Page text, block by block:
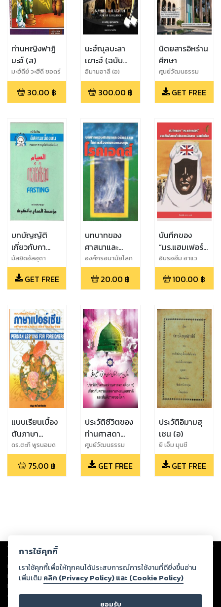
ท่านหญิงฟาฏิ
มะฮ์ (ส)
มะฮ์ดีย์ วะฮีดี ซอดร์
30.00 ฿
นะฮ์ญุลบะลา
เฆาะฮ์ (ฉบับ
แปลภาษาไทย)
อิมามอาลี (อ)
300.00 ฿
นิตยสารอิหร่าน
ศึกษา
ศูนย์วัฒนธรรม
อิหร่าน
GET FREE
บทบัญญัติ
เกี่ยวกับกา
รถือศิลอด
มัสยิดอัลฮุดา
GET FREE
บทบาทของ
ศาสนาและ
จริยธรรมในการ
ป้องกันและ
ควบคุมโรค
องค์กรอนามัยโลก
20.00 ฿
บันทึกของ
“มร.แฮมเฟอร์”
สายลับอังกฤษ
ในดิน
อิบรอฮีม อาแว
100.00 ฿
แบบเรียนเบื้อง
ต้นภาษา
เปอร์เซีย
สำหรับชาวต่าง
ชาติ
ดร.ตะกี พูรนอมด
อรียอน
75.00 ฿
ประวัติชีวิตของ
ท่านศาสดา
(ศ็อล ฯ) เกี่ยว
กับความเมตตา
แห่งมนุษยชาติ
ศูนย์วัฒนธรรม
อิหร่าน
GET FREE
ประวัติอิมามฮุ
เซน (อ)
ยี เอ็ม มุนชี
GET FREE
Copyright © 2026
ต่อผลงานหรือเนื้อหาใดที่อัปโหลดผ่านเว็บไซต์และปรากฏว่าละเมิดสิทธิใน
ทรัพย์สินทางปัญญาของบุคคลอื่นหรือขัดต่อกฎหมายและศีลธรรม ดังนั้น ผู้อ่าน
ทุกท่านโปรดใช้วิจารณญาณในการกลั่นกรองด้วยตนเอง และหากท่านพบว่าส่วน
หนึ่งส่วนใดขัดต่อกฎหมายและศีลธรรม กรุณาแจ้งมายังบริษัท เพื่อทีมงานจะได้
ดำเนินการในทันที ทั้งนี้ ทางสตอรี่ล็อกขอสงวนลิขสิทธิ์ตามพระราชบัญญัติ
การใช้คุกกี้
เราใช้คุกกี้เพื่อให้ทุกคนได้ประสบการณ์การใช้งานที่ดียิ่งขึ้นอ่าน
เพิ่มเติม คลิก (Privacy Policy) และ (Cookie Policy)
ยอมรับ